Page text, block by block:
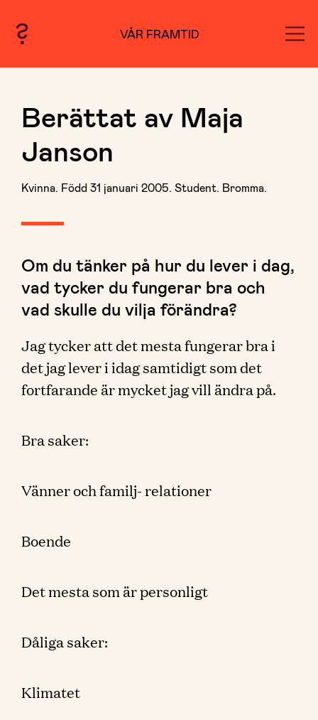
VÅR FRAMTID
Berättat av Maja
Janson
Kvinna. Född 31 januari 2005. Student. Bromma.
Om du tänker på hur du lever i dag,
vad tycker du fungerar bra och
vad skulle du vilja förändra?
Jag tycker att det mesta fungerar bra i
det jag lever i idag samtidigt som det
fortfarande är mycket jag vill ändra på.
Bra saker:
Vänner och familj- relationer
Boende
Det mesta som är personligt
Dåliga saker:
Klimatet